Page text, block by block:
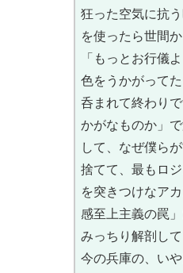
狂った空気に抗
を使ったら世間
「もっとお行儀
色をうかがって
呑まれて終わり
かがなものか」
して、なぜ僕ら
捨てて、最もロ
を突きつけなア
感至上主義の罠
みっちり解剖して
今の兵庫の、い